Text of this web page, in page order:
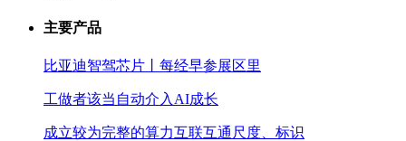
主要产品
比亚迪智驾芯片丨每经早参展区里
工做者该当自动介入AI成长
成立较为完整的算力互联互通尺度、标识